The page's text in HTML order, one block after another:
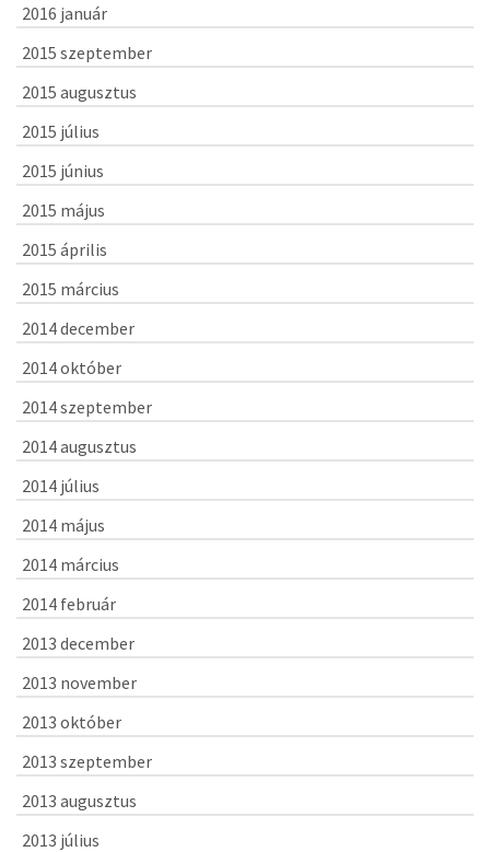
2016 január
2015 szeptember
2015 augusztus
2015 július
2015 június
2015 május
2015 április
2015 március
2014 december
2014 október
2014 szeptember
2014 augusztus
2014 július
2014 május
2014 március
2014 február
2013 december
2013 november
2013 október
2013 szeptember
2013 augusztus
2013 július